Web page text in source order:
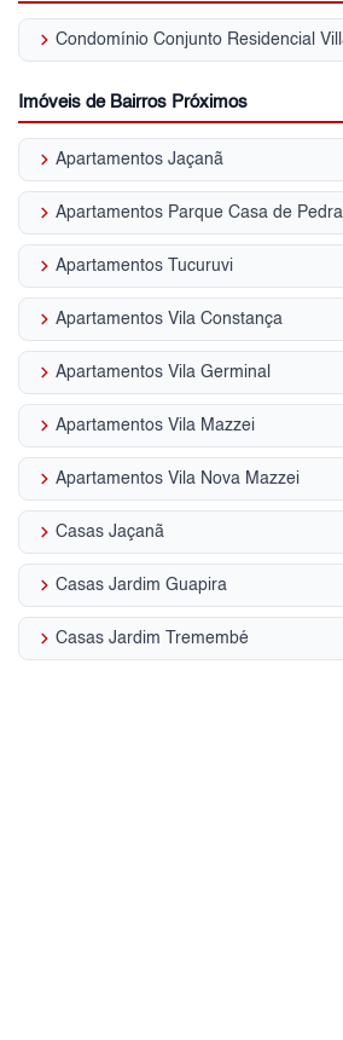
keyboard_arrow_right
Imóveis de Bairros Próximos
keyboard_arrow_right Apartamentos Jaçanã
keyboard_arrow_right Apartamentos Parque Casa de Pedra
keyboard_arrow_right Apartamentos Tucuruvi
keyboard_arrow_right Apartamentos Vila Constança
keyboard_arrow_right Apartamentos Vila Germinal
keyboard_arrow_right Apartamentos Vila Mazzei
keyboard_arrow_right Apartamentos Vila Nova Mazzei
keyboard_arrow_right Casas Jaçanã
keyboard_arrow_right Casas Jardim Guapira
keyboard_arrow_right Casas Jardim Tremembé